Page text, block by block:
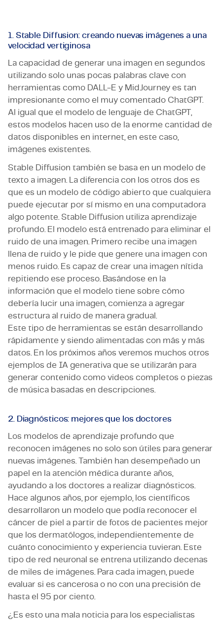
1. Stable Diffusion: creando nuevas imágenes a una
velocidad vertiginosa
La capacidad de generar una imagen en segundos
utilizando solo unas pocas palabras clave con
herramientas como DALL-E y MidJourney es tan
impresionante como el muy comentado ChatGPT.
Al igual que el modelo de lenguaje de ChatGPT,
estos modelos hacen uso de la enorme cantidad de
datos disponibles en internet, en este caso,
imágenes existentes.
Stable Diffusion también se basa en un modelo de
texto a imagen. La diferencia con los otros dos es
que es un modelo de código abierto que cualquiera
puede ejecutar por sí mismo en una computadora
algo potente. Stable Diffusion utiliza aprendizaje
profundo. El modelo está entrenado para eliminar el
ruido de una imagen. Primero recibe una imagen
llena de ruido y le pide que genere una imagen con
menos ruido. Es capaz de crear una imagen nítida
repitiendo ese proceso. Basándose en la
información que el modelo tiene sobre cómo
debería lucir una imagen, comienza a agregar
estructura al ruido de manera gradual.
Este tipo de herramientas se están desarrollando
rápidamente y siendo alimentadas con más y más
datos. En los próximos años veremos muchos otros
ejemplos de IA generativa que se utilizarán para
generar contenido como videos completos o piezas
de música basadas en descripciones.
2. Diagnósticos: mejores que los doctores
Los modelos de aprendizaje profundo que
reconocen imágenes no solo son útiles para generar
nuevas imágenes. También han desempeñado un
papel en la atención médica durante años,
ayudando a los doctores a realizar diagnósticos.
Hace algunos años, por ejemplo, los científicos
desarrollaron un modelo que podía reconocer el
cáncer de piel a partir de fotos de pacientes mejor
que los dermatólogos, independientemente de
cuánto conocimiento y experiencia tuvieran. Este
tipo de red neuronal se entrena utilizando decenas
de miles de imágenes. Para cada imagen, puede
evaluar si es cancerosa o no con una precisión de
hasta el 95 por ciento.
¿Es esto una mala noticia para los especialistas